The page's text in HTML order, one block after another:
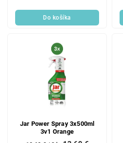
Do košíka
Jar Power Spray 3x500ml
3v1 Orange